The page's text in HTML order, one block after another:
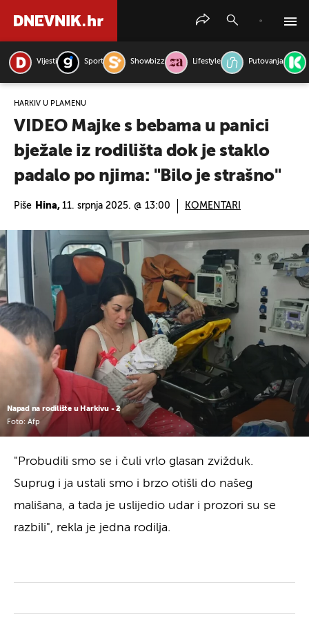
Vijesti Sport Showbizz Lifestyle Putovanja
HARKIV U PLAMENU
VIDEO Majke s bebama u panici
bježale iz rodilišta dok je staklo
padalo po njima: "Bilo je strašno"
Piše Hina, 11. srpnja 2025. @ 13:00 KOMENTARI
Napad na rodilište u Harkivu - 2
Foto: Afp
"Probudili smo se i čuli vrlo glasan zvižduk.
Suprug i ja ustali smo i brzo otišli do našeg
mališana, a tada je uslijedio udar i prozori su se
razbili", rekla je jedna rodilja.
PRETRAŽITE VIJESTI